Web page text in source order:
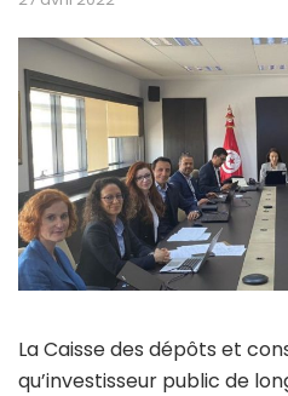
La Caisse des dépôts et
qu’investisseur public de